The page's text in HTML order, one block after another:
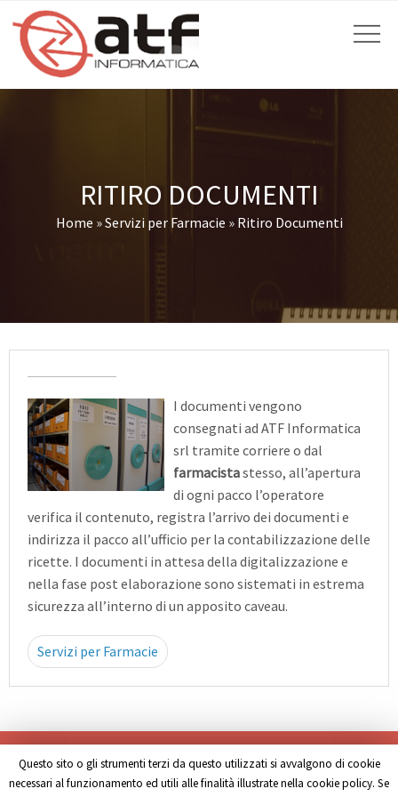
RITIRO DOCUMENTI
Home »Servizi per Farmacie » Ritiro Documenti
I documenti vengono
consegnati ad ATF Informatica
srl tramite corriere o dal
farmacistastesso, all’apertura
di ogni pacco l’operatore
verifica il contenuto, registra l’arrivo dei documenti e
indirizza il pacco all’ufficio per la contabilizzazione delle
ricette. I documenti in attesa della digitalizzazione e
nella fase post elaborazione sono sistemati in estrema
sicurezza all’interno di un apposito caveau.
Servizi per Farmacie
Questo sito o gli strumenti terzi da questo utilizzati si avvalgono di cookie
necessari al funzionamento ed utili alle finalità illustrate nella cookie policy. Se